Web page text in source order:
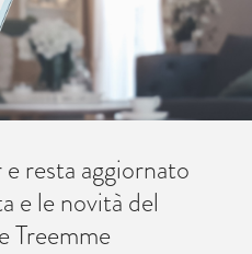
resta aggiornato
e le novità del
Treemme